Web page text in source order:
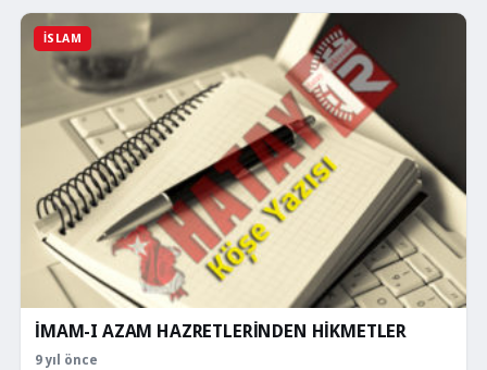
İSLAM
İMAM-I AZAM HAZRETLERİNDEN HİKMETLER
9 yıl önce